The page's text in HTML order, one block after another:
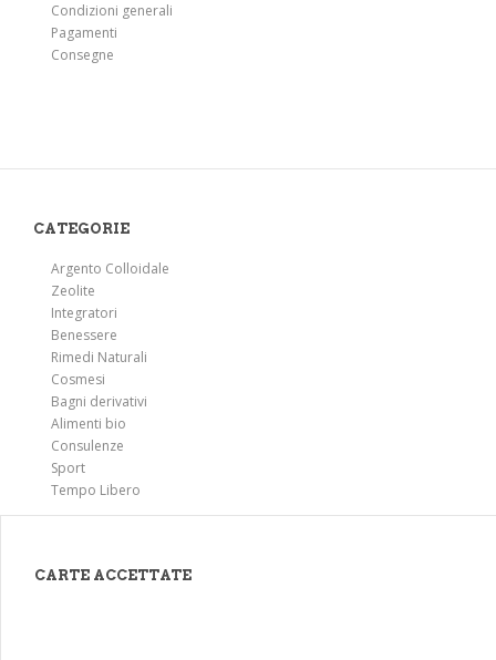
Condizioni generali
Pagamenti
Consegne
CATEGORIE
Argento Colloidale
Zeolite
Integratori
Benessere
Rimedi Naturali
Cosmesi
Bagni derivativi
Alimenti bio
Consulenze
Sport
Tempo Libero
CARTE ACCETTATE